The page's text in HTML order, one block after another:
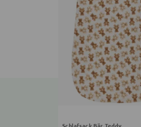
Schlafsack Bär Teddy